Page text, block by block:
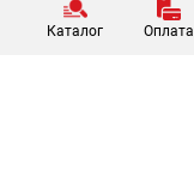
Каталог Оплата